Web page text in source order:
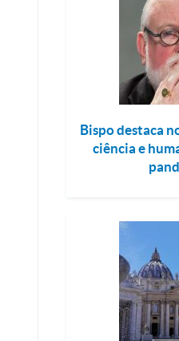
Bispo destaca
ciência e